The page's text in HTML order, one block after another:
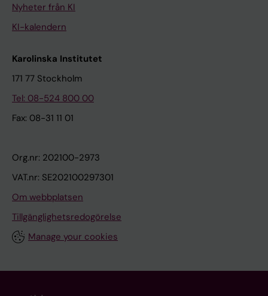
Nyheter från KI
KI-kalendern
Karolinska Institutet
171 77 Stockholm
Tel: 08-524 800 00
Fax: 08-31 11 01
Org.nr: 202100-2973
VAT.nr: SE202100297301
Om webbplatsen
Tillgänglighetsredogörelse
Manage your cookies